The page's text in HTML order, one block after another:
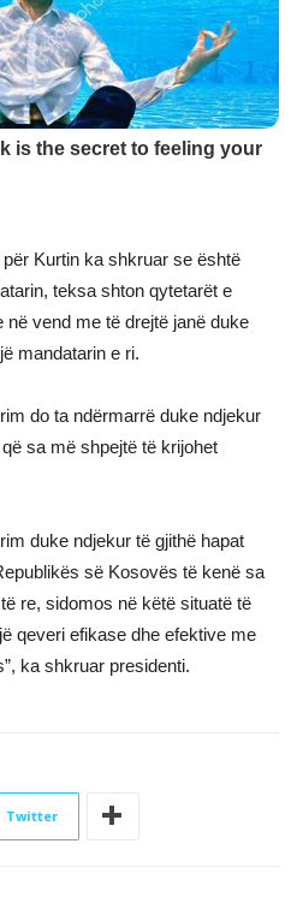
Kurtin ka shkruar se është
teksa shton qytetarët e
në vend me të drejtë janë duke
mandatarin e ri.
do ta ndërmarrë duke ndjekur
sa më shpejtë të krijohet
duke ndjekur të gjithë hapat
së Kosovës të kenë sa
re, sidomos në këtë situatë të
qeveri efikase dhe efektive me
ka shkruar presidenti.
Twitter